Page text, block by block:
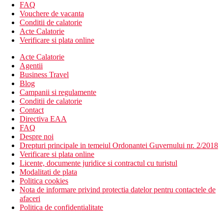
FAQ
Vouchere de vacanta
Conditii de calatorie
Acte Calatorie
Verificare si plata online
Acte Calatorie
Agentii
Business Travel
Blog
Campanii si regulamente
Conditii de calatorie
Contact
Directiva EAA
FAQ
Despre noi
Drepturi principale in temeiul Ordonantei Guvernului nr. 2/2018
Verificare si plata online
Licente, documente juridice si contractul cu turistul
Modalitati de plata
Politica cookies
Nota de informare privind protectia datelor pentru contactele de
afaceri
Politica de confidentialitate